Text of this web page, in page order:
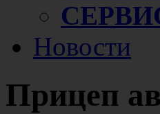
Новости
Прицеп